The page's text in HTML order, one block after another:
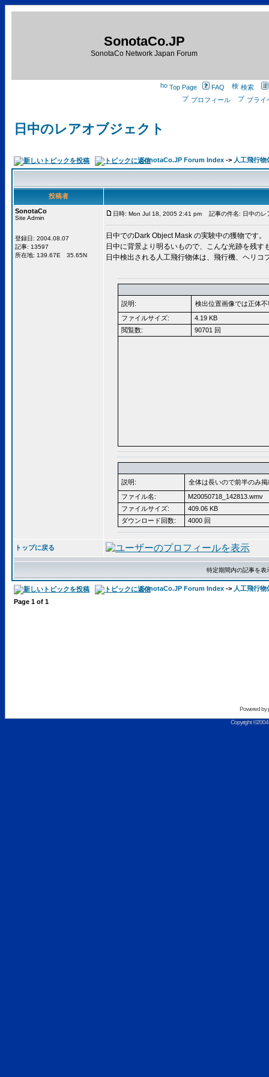
SonotaCo.JP
SonotaCo Network Japan Forum
Top Page FAQ
検索
プロフィール
プライ
日中のレアオブジェクト
SonotaCo.JP Forum Index -> 人工飛行物
投稿者
SonotaCo
Site Admin
登録日: 2004.08.07
記事: 13597
所在地: 139.67E 35.65N
日時: Mon Jul 18, 2005 2:41 pm 記事の件名: 日中のレ
日中でのDark Object Mask の実験中の獲物です。
日中に背景より明るいもので、こんな光跡を残
日中検出される人工飛行物体は、飛行機、ヘリ
説明:
検出位置画像では正体
ファイルサイズ:
4.19 KB
閲覧数:
90701 回
説明:
全体は長いので前半のみ
ファイル名:
M20050718_142813.wmv
ファイルサイズ:
409.06 KB
ダウンロード回数:
4000 回
トップに戻る
特定期間内の記事を
SonotaCo.JP Forum Index -> 人工飛行物
Page 1 of 1
Powered by
Copyright ©2004